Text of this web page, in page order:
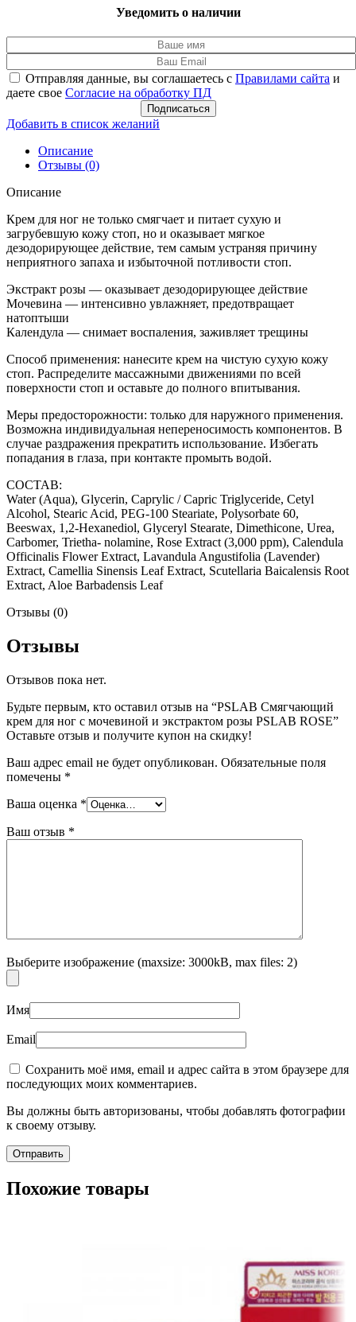
Уведомить о наличии
Отправляя данные, вы соглашаетесь с Правилами сайта и
даете свое Согласие на обработку ПД
Подписаться
Добавить в список желаний
Описание
Отзывы (0)
Описание
Крем для ног не только смягчает и питает сухую и
загрубевшую кожу стоп, но и оказывает мягкое
дезодорирующее действие, тем самым устраняя причину
неприятного запаха и избыточной потливости стоп.
Экстракт розы — оказывает дезодорирующее действие
Мочевина — интенсивно увлажняет, предотвращает
натоптыши
Календула — снимает воспаления, заживляет трещины
Способ применения: нанесите крем на чистую сухую кожу
стоп. Распределите массажными движениями по всей
поверхности стоп и оставьте до полного впитывания.
Меры предосторожности: только для наружного применения.
Возможна индивидуальная непереносимость компонентов. В
случае раздражения прекратить использование. Избегать
попадания в глаза, при контакте промыть водой.
СОСТАВ:
Water (Aqua), Glycerin, Caprylic / Capric Triglyceride, Cetyl
Alcohol, Stearic Acid, PEG-100 Steariate, Polysorbate 60,
Beeswax, 1,2-Hexanediol, Glyceryl Stearate, Dimethicone, Urea,
Carbomer, Trietha- nolamine, Rose Extract (3,000 ppm), Calendula
Officinalis Flower Extract, Lavandula Angustifolia (Lavender)
Extract, Camellia Sinensis Leaf Extract, Scutellaria Baicalensis Root
Extract, Aloe Barbadensis Leaf
Отзывы (0)
Отзывы
Отзывов пока нет.
Будьте первым, кто оставил отзыв на “PSLAB Смягчающий
крем для ног с мочевиной и экстрактом розы PSLAB ROSE”
Оставьте отзыв и получите купон на скидку!
Ваш адрес email не будет опубликован. Обязательные поля
помечены *
Ваша оценка *
Ваш отзыв *
Выберите изображение (maxsize: 3000kB, max files: 2)
Имя
Email
Сохранить моё имя, email и адрес сайта в этом браузере для
последующих моих комментариев.
Вы должны быть авторизованы, чтобы добавлять фотографии
к своему отзыву.
Похожие товары